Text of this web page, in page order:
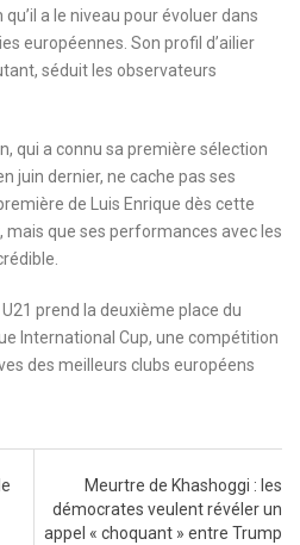
a le niveau pour évoluer dans
européennes. Son profil d’ailier
séduit les observateurs
qui a connu sa première sélection
juin dernier, ne cache pas ses
de Luis Enrique dès cette
que ses performances avec les
prend la deuxième place du
International Cup, une compétition
des meilleurs clubs européens
Meurtre de Khashoggi : les
démocrates veulent révéler un
appel « choquant » entre Trump